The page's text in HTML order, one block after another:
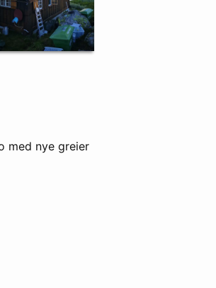
med nye greier